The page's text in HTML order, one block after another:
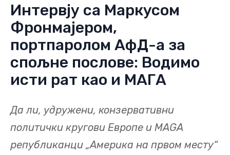
Интервју са Маркусом
Фронмајером,
портпаролом АфД-а за
спољне послове: Водимо
исти рат као и МАГА
Да ли, удружени, конзервативни
политички кругови Европе и MAGA
републиканци „Америка на првом месту“